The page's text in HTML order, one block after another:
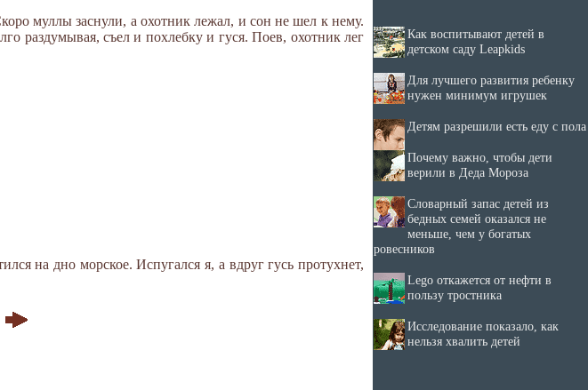
муллы заснули, а охотник лежал, и сон не шел к нему.
раздумывая, съел и похлебку и гуся. Поев, охотник лег
на дно морское. Испугался я, а вдруг гусь протухнет,
Как воспитывают детей в
детском саду Leapkids
Для лучшего развития ребенку
нужен минимум игрушек
Детям разрешили есть еду с пола
Почему важно, чтобы дети
верили в Деда Мороза
Словарный запас детей из
бедных семей оказался не
меньше, чем у богатых
ровесников
Lego откажется от нефти в
пользу тростника
Исследование показало, как
нельзя хвалить детей